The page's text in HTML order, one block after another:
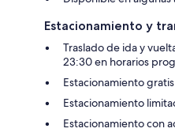
Estacionamiento y
Traslado de ida y
23:30 en horarios
Estacionamiento
Estacionamiento
Estacionamiento con